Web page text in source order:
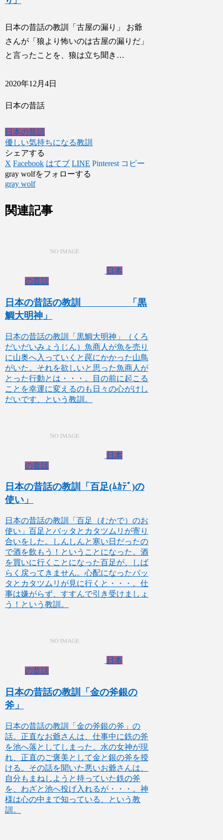
日本の昔話の教訓「古屋の漏り」 お爺
さんが「狼より怖いのは古屋の漏りだ」
と言ったことを、狼は立ち聞き…
2020年12月4日
日本の昔話
日本の昔話
優しい気持ちになる教訓
シェアする
X Facebook はてブ LINE Pinterest コピー
gray wolfをフォローする
gray wolf
関連記事
日本
の昔話
日本の昔話の教訓 「黒
鯛大明神」
日本の昔話の教訓「黒鯛大明神」（くろ
だいだいみょうじん）魚商人が魚を売り
に山奥へ入っていくと罠にかかった山鳥
がいた。それを欲しいと思った魚商人が
とった行動とは・・・。目の前に起こる
ことを幸運に変えるのも日々の心がけし
だいです、という教訓。
日本
の昔話
日本の昔話の教訓「百足(ﾑｶﾃﾞ)の
使い」
日本の昔話の教訓「百足（むかで）のお
使い」百足とバッタとカタツムリが寄り
合いをした。しんしんと寒い日だったの
で酒を飲もう！ということになった。酒
を買いに行くことになった百足が、しば
らく戻ってきません。心配になったバッ
タとカタツムリが見に行くと・・・。仕
事は嫌がらず、すすんで引き受けましょ
う！という教訓。
日本
の昔話
日本の昔話の教訓「金の斧銀の
斧」
日本の昔話の教訓「金の斧銀の斧」の
話。正直なお爺さんは、仕事中に鉄の斧
を池へ落としてしまった。水の女神が現
れ、正直のご褒美として金と銀の斧を授
ける。その話を聞いた悪いお爺さんは、
自分もまねしようと持っていた鉄の斧
を、わざと池へ投げ入れるが・・・。神
様は心の中まで知っている、という教
訓。